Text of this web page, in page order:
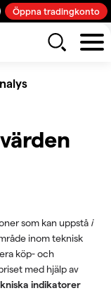
Öppna tradingkonto
som kan uppstå i
inom teknisk
köp- och
med hjälp av
indikatorer